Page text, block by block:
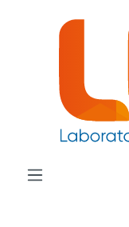
principale